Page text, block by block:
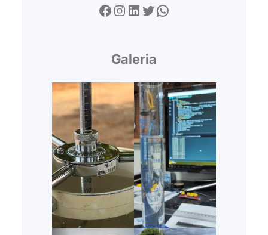
Facebook Instagram LinkedIn Twitter WhatsApp
Galeria